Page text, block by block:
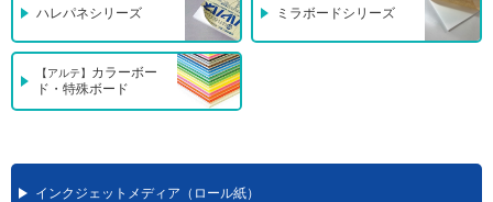
ハレパネシリーズ ミラボードシリーズ
【アルテ】 カラーボー
ド・特殊ボード
インクジェットメディア（ロール紙）